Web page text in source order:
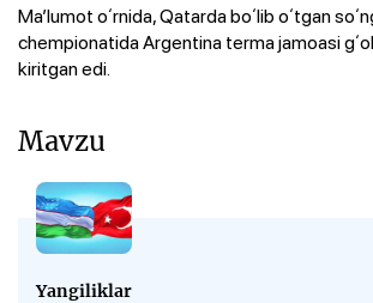
Maʼlumot oʻrnida, Qatarda boʻlib oʻtgan
chempionatida Argentina terma jamoasi
kiritgan edi.
Mavzu
Yangiliklar